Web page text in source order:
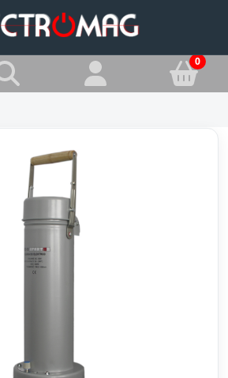
elektrod